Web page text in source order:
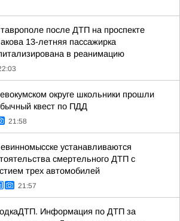
после ДТП на проспекте
13-летняя пассажирка
в реанимацию
округе школьники прошли
квест по ПДД
21:58
устанавливаются
смертельного ДТП с
трех автомобилей
21:57
Информация по ДТП за